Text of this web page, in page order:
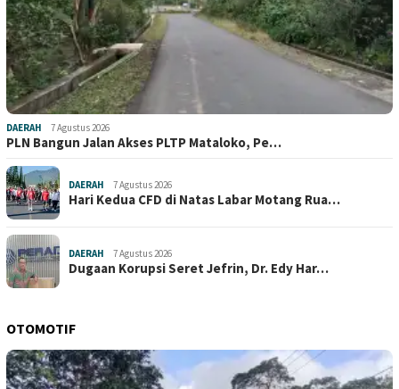
DAERAH 7 Agustus 2026
PLN Bangun Jalan Akses PLTP Mataloko, Pe…
DAERAH 7 Agustus 2026
Hari Kedua CFD di Natas Labar Motang Rua…
DAERAH 7 Agustus 2026
Dugaan Korupsi Seret Jefrin, Dr. Edy Har…
OTOMOTIF